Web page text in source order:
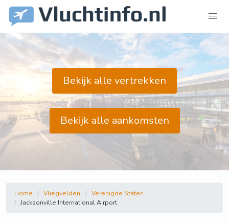
Bekijk alle vertrekken
Bekijk alle aankomsten
Home Vliegvelden
Verenigde Staten
Jacksonville International Airport